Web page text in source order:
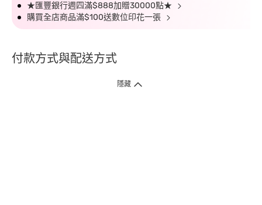
★匯豐銀行週四滿$888加贈30000點★
購買全店商品滿$100送數位印花一張
付款方式與配送方式
隱藏